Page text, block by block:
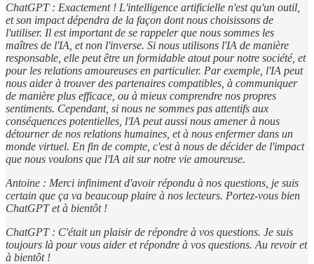
ChatGPT : Exactement ! L'intelligence artificielle n'est qu'un outil,
et son impact dépendra de la façon dont nous choisissons de
l'utiliser. Il est important de se rappeler que nous sommes les
maîtres de l'IA, et non l'inverse. Si nous utilisons l'IA de manière
responsable, elle peut être un formidable atout pour notre société, et
pour les relations amoureuses en particulier. Par exemple, l'IA peut
nous aider à trouver des partenaires compatibles, à communiquer
de manière plus efficace, ou à mieux comprendre nos propres
sentiments. Cependant, si nous ne sommes pas attentifs aux
conséquences potentielles, l'IA peut aussi nous amener à nous
détourner de nos relations humaines, et à nous enfermer dans un
monde virtuel. En fin de compte, c'est à nous de décider de l'impact
que nous voulons que l'IA ait sur notre vie amoureuse.
Antoine : Merci infiniment d'avoir répondu à nos questions, je suis
certain que ça va beaucoup plaire à nos lecteurs. Portez-vous bien
ChatGPT et à bientôt !
ChatGPT : C'était un plaisir de répondre à vos questions. Je suis
toujours là pour vous aider et répondre à vos questions. Au revoir et
à bientôt !